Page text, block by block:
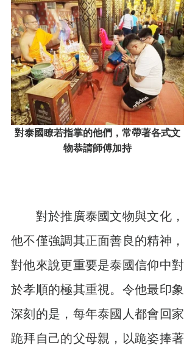
對泰國瞭若指掌的他們，常帶著各式文
物恭請師傅加持
對於推廣泰國文物與文化，
他不僅強調其正面善良的精神，
對他來說更重要是泰國信仰中對
於孝順的極其重視。令他最印象
深刻的是，每年泰國人都會回家
跪拜自己的父母親，以跪姿捧著